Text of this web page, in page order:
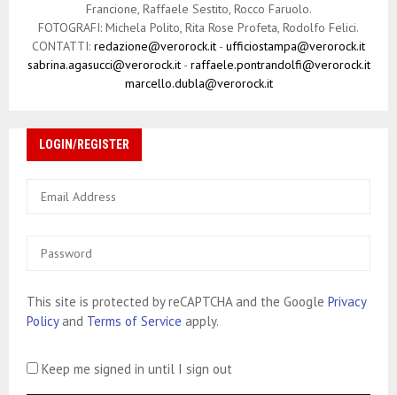
Francione, Raffaele Sestito, Rocco Faruolo.
FOTOGRAFI: Michela Polito, Rita Rose Profeta, Rodolfo Felici.
CONTATTI: redazione@verorock.it - ufficiostampa@verorock.it
sabrina.agasucci@verorock.it- raffaele.pontrandolfi@verorock.it
marcello.dubla@verorock.it
LOGIN/REGISTER
This site is protected by reCAPTCHA and the Google Privacy
Policyand Terms of Service apply.
Keep me signed in until I sign out